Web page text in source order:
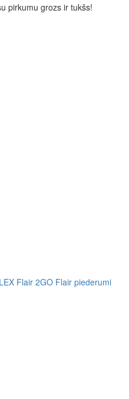
pirkumu grozs ir tukšs!
Flair 2GO Flair piederumi